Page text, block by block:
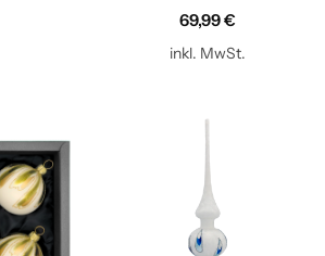
69,99€
inkl. MwSt.